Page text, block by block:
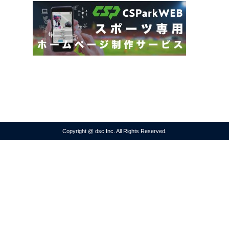
Copyright @ dsc Inc. All Rights Reserved.